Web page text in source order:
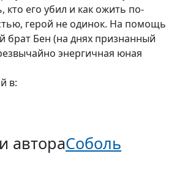
кто его убил и как ожить по-
герой не одинок. На помощь
брат Бен (на днях признанный
энергичная юная
в:
автораСоболь